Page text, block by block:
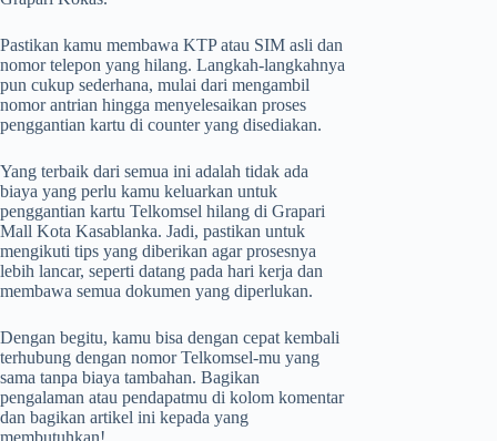
Pastikan kamu membawa KTP atau SIM asli dan
nomor telepon yang hilang. Langkah-langkahnya
pun cukup sederhana, mulai dari mengambil
nomor antrian hingga menyelesaikan proses
penggantian kartu di counter yang disediakan.
Yang terbaik dari semua ini adalah tidak ada
biaya yang perlu kamu keluarkan untuk
penggantian kartu Telkomsel hilang di Grapari
Mall Kota Kasablanka. Jadi, pastikan untuk
mengikuti tips yang diberikan agar prosesnya
lebih lancar, seperti datang pada hari kerja dan
membawa semua dokumen yang diperlukan.
Dengan begitu, kamu bisa dengan cepat kembali
terhubung dengan nomor Telkomsel-mu yang
sama tanpa biaya tambahan. Bagikan
pengalaman atau pendapatmu di kolom komentar
dan bagikan artikel ini kepada yang
membutuhkan!